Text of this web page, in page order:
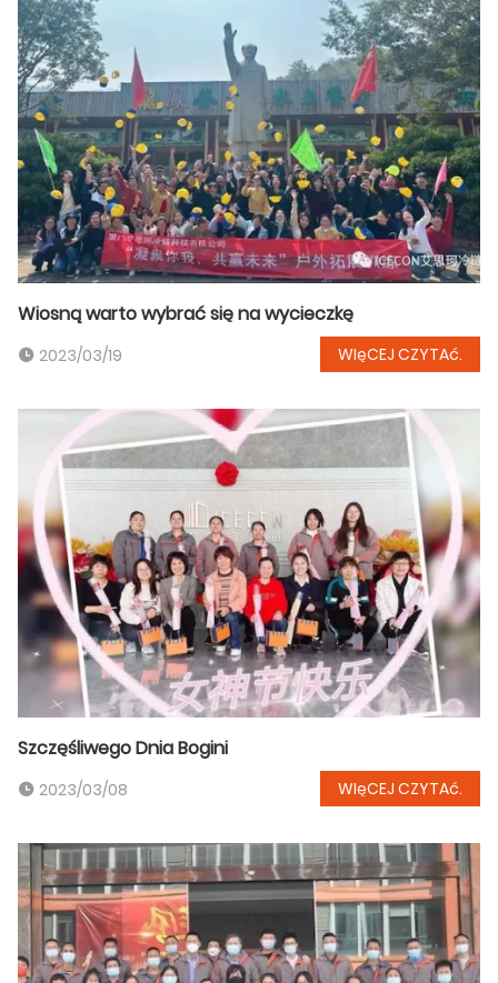
Wiosną warto wybrać się na wycieczkę
2023/03/19 WIęCEJ CZYTAć.
Szczęśliwego Dnia Bogini
2023/03/08 WIęCEJ CZYTAć.